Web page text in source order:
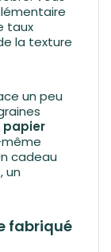
taux
la texture
un peu
papier
cadeau
un
fabriqué